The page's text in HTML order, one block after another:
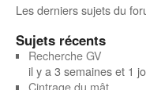
Les derniers sujets du
Sujets récents
Recherche GV
il y a 3 semaines et 1
Cintrage du mât